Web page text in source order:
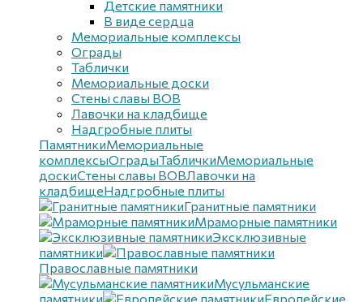
Детские памятники
В виде сердца
Мемориальные комплексы
Ограды
Таблички
Мемориальные доски
Стены славы ВОВ
Лавочки на кладбище
Надгробные плиты
ПамятникиМемориальные
комплексыОградыТабличкиМемориальные
доскиСтены славы ВОВЛавочки на
кладбищеНадгробные плиты
Гранитные памятники
Мраморные памятники
Эксклюзивные
памятники
Православные памятники
Мусульманские
памятники
Европейские